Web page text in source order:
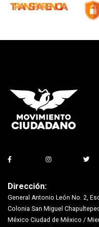
Dirección:
General Antonio León No. 2,
Colonia San Miguel
México Ciudad de México /